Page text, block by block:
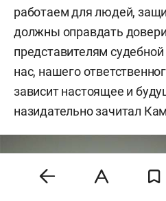
работаем для людей,
должны оправдать
представителям
нас, нашего
зависит настоящее и
назидательно зачитал